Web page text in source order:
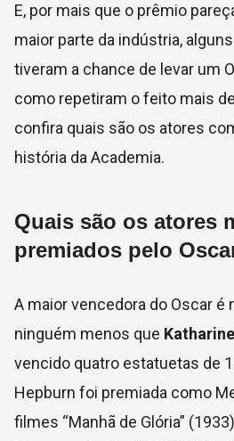
E, por mais que o prêmio
maior parte da indústria,
tiveram a chance de levar um
como repetiram o feito mais
confira quais são os atores
história da Academia.
Quais são os atores
premiados pelo
A maior vencedora do Oscar é
ninguém menos que
vencido quatro estatuetas de
Hepburn foi premiada como
filmes “Manhã de Glória”​